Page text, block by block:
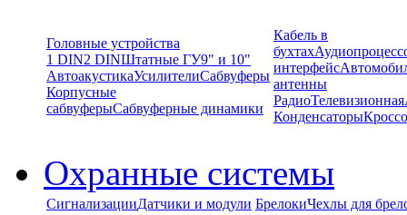
Головные устройства
1 DIN2 DINШтатные ГУ9" и 10"
АвтоакустикаУсилителиСабвуферы
Корпусные
сабвуферыСабвуферные динамики
Кабель в
бухтах
интерфейс
антенны
РадиоТелевизионная
Конденсаторы
Охранные системы
СигнализацииДатчики и модули БрелокиЧехлы для